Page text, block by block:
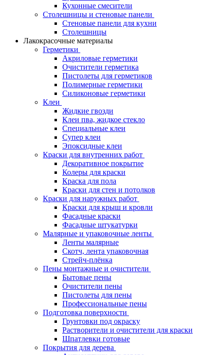
Кухонные смесители
Столешницы и стеновые панели
Стеновые панели для кухни
Столешницы
Лакокрасочные материалы
Герметики
Акриловые герметики
Очистители герметика
Пистолеты для герметиков
Полимерные герметики
Силиконовые герметики
Клеи
Жидкие гвозди
Клеи пва, жидкое стекло
Специальные клеи
Супер клеи
Эпоксидные клеи
Краски для внутренних работ
Декоративное покрытие
Колеры для краски
Краска для пола
Краски для стен и потолков
Краски для наружных работ
Краски для крыш и кровли
Фасадные краски
Фасадные штукатурки
Малярные и упаковочные ленты
Ленты малярные
Скотч, лента упаковочная
Стрейч-плёнка
Пены монтажные и очистители
Бытовые пены
Очистители пены
Пистолеты для пены
Профессиональные пены
Подготовка поверхности
Грунтовки под окраску
Растворители и очистители для краски
Шпатлевки готовые
Покрытия для дерева